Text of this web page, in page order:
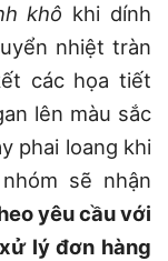
khô khi dính
nhiệt tràn
các họa tiết
lên màu sắc
phai loang khi
sẽ nhận
yêu cầu với
lý đơn hàng